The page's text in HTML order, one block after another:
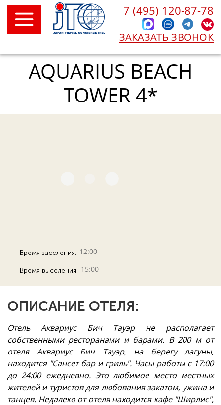
7 (495) 120-87-78
ЗАКАЗАТЬ ЗВОНОК
AQUARIUS BEACH
TOWER 4*
Время заселения: 12:00
Время выселения: 15:00
ОПИСАНИЕ ОТЕЛЯ:
Отель Аквариус Бич Тауэр не располагает
собственными ресторанами и барами. В 200 м от
отеля Аквариус Бич Тауэр, на берегу лагуны,
находится "Сансет бар и гриль". Часы работы с 17:00
до 24:00 ежедневно. Это любимое место местных
жителей и туристов для любования закатом, ужина и
танцев. Недалеко от отеля находится кафе "Ширлис",